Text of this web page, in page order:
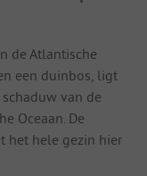
de Atlantische
een duinbos, ligt
schaduw van de
Oceaan. De
het hele gezin hier